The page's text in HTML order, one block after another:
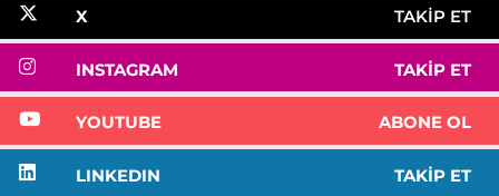
X TAKIP ET
INSTAGRAM TAKIP ET
YOUTUBE ABONE OL
LINKEDIN TAKIP ET